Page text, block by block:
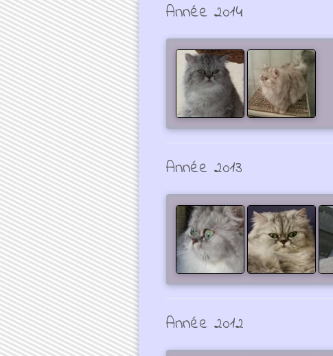
Année 2014
Année 2013
Année 2012